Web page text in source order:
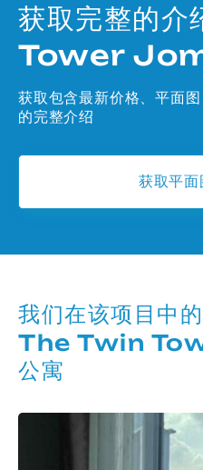
获取完整的
Tower
获取包含最新价格、平面
的完整介绍
获取平面
我们在该项目
The Twin
公寓